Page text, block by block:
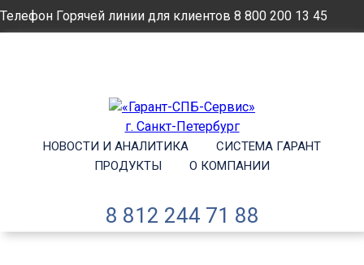
Телефон Горячей линии для клиентов 8 800 200 13 45
НОВОСТИ И АНАЛИТИКА
СИСТЕМА ГАРАНТ
ПРОДУКТЫ
О КОМПАНИИ
8 812 244 71 88